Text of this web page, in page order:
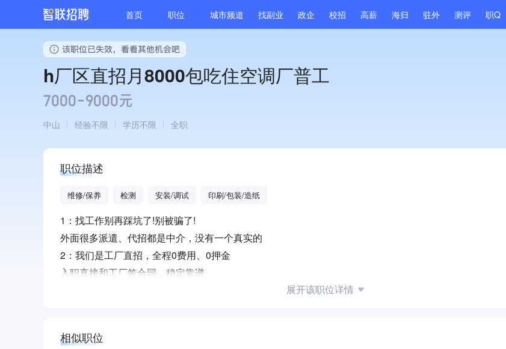
首页 职位 城市频道 找副业 政企 校招 高薪 海归 驻外 测评 职Q
h厂区直招月8000包吃住空调厂普工
7000-9000元
中山 经验不限 学历不限 全职
职位描述
维修/保养 检测 安装/调试 印刷/包装/造纸
1：找工作别再踩坑了!别被骗了!
外面很多派遣、代招都是中介，没有一个真实的
2：我们是工厂直招，全程0费用、0押金
入职直接和工厂签合同，稳定靠谱
综合月工资：6500-8500
展开该职位详情
相似职位